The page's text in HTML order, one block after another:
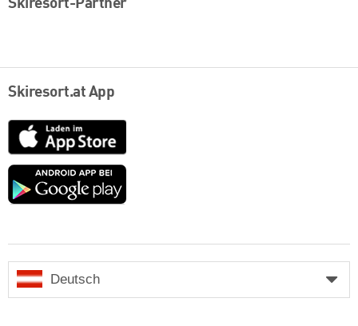
Skiresort-Partner
Skiresort.at App
App
Store
Google
Deutsch